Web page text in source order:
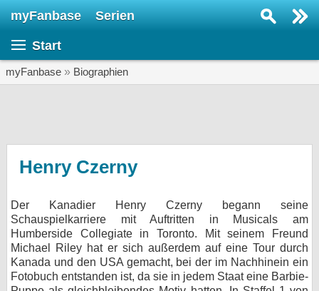
myFanbase Serien
Start
myFanbase » Biographien
Henry Czerny
Der Kanadier Henry Czerny begann seine
Schauspielkarriere mit Auftritten in Musicals am
Humberside Collegiate in Toronto. Mit seinem Freund
Michael Riley hat er sich außerdem auf eine Tour durch
Kanada und den USA gemacht, bei der im Nachhinein ein
Fotobuch entstanden ist, da sie in jedem Staat eine Barbie-
KULTUR
Specials
SERVICE
Gewinnspiele